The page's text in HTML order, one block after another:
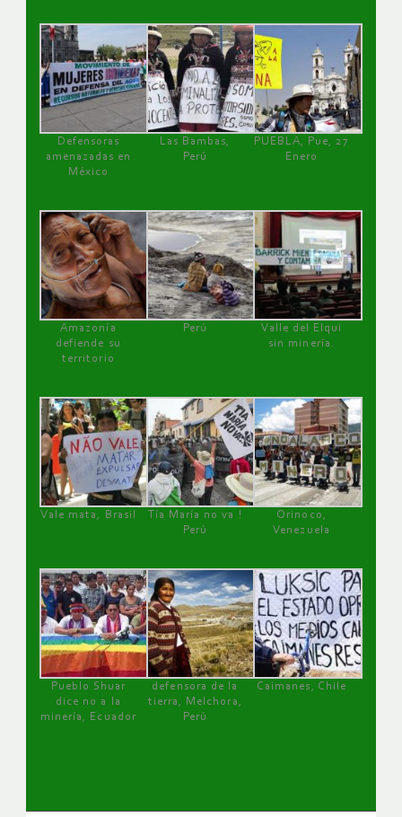
Defensoras
amenazadas en
México
Las Bambas,
Perú
PUEBLA, Pue, 27
Enero
Amazonía
defiende su
territorio
Perú
Valle del Elqui
sin minería.
Vale mata, Brasil
Tía María no va !
Perú
Orinoco,
Venezuela
Pueblo Shuar
dice no a la
minería, Ecuador
defensora de la
tierra, Melchora,
Perú
Caimanes, Chile